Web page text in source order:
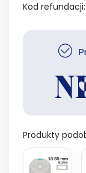
Kod refundacji:
Produkty